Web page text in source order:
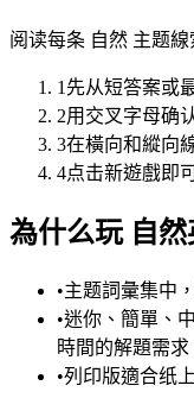
阅读每条 自然 主题
1 先从短答案或
2用交叉字母确
3在橫向和縱向
4点击新遊戲即
為什么玩 自然
•主题詞彙集中
•迷你、簡單、
時間的解題需求
•列印版適合纸